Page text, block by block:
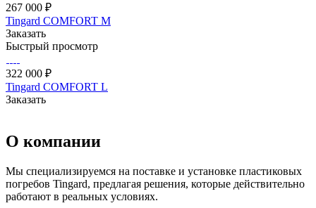
267 000 ₽
Tingard COMFORT M
Заказать
Быстрый просмотр
322 000 ₽
Tingard COMFORT L
Заказать
О компании
Мы специализируемся на поставке и установке пластиковых
погребов Tingard, предлагая решения, которые действительно
работают в реальных условиях.